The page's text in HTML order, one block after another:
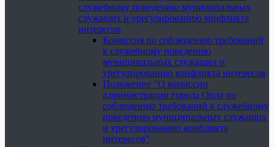
служебному поведению муниципальных
служащих и урегулированию конфликта
интересов
Комиссия по соблюдению требований
к служебному поведению
муниципальных служащих и
урегулированию конфликта интересов
Положение "О комиссии
администрации города Орла по
соблюдению требований к служебному
поведению муниципальных служащих
и урегулированию конфликта
интересов"